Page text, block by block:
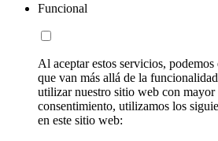
Funcional
Al aceptar estos servicios,
que van más allá de la
utilizar nuestro sitio web con
consentimiento, utilizamos los
en este sitio web: